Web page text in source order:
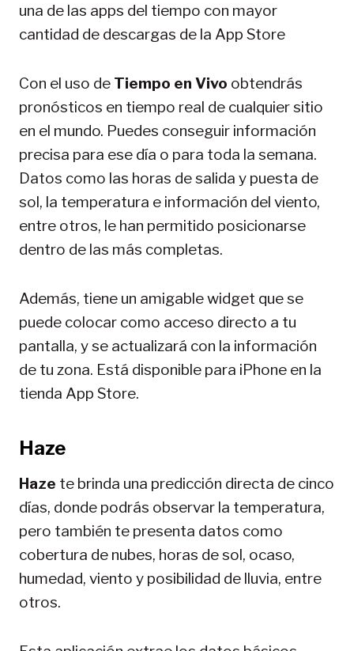
una de las apps del tiempo con mayor
cantidad de descargas de la App Store
Con el uso de Tiempo en Vivo obtendrás
pronósticos en tiempo real de cualquier sitio
en el mundo. Puedes conseguir información
precisa para ese día o para toda la semana.
Datos como las horas de salida y puesta de
sol, la temperatura e información del viento,
entre otros, le han permitido posicionarse
dentro de las más completas.
Además, tiene un amigable widget que se
puede colocar como acceso directo a tu
pantalla, y se actualizará con la información
de tu zona. Está disponible para iPhone en la
tienda App Store.
Haze
Haze te brinda una predicción directa de cinco
días, donde podrás observar la temperatura,
pero también te presenta datos como
cobertura de nubes, horas de sol, ocaso,
humedad, viento y posibilidad de lluvia, entre
otros.